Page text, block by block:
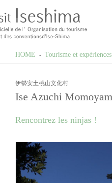
HOME Tourisme et expériences
伊勢安土桃山文化村
Ise Azuchi
Rencontrez les ninjas !